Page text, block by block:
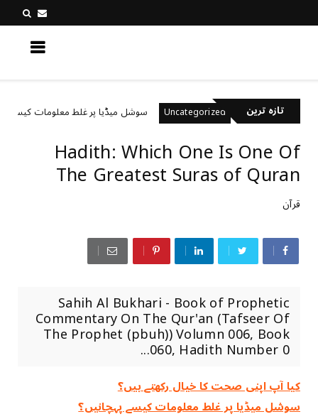
تازہ ترینUncategorized سوشل میڈیا پر غلط معلومات کیسے پہچانیں؟
Hadith: Which One Is One Of
The Greatest Suras of Quran
قرآن
Sahih Al Bukhari - Book of Prophetic
Commentary On The Qur'an (Tafseer Of
The Prophet (pbuh)) Volumn 006, Book
060, Hadith Number 0...
کیا آپ اپنی صحت کا خیال رکھتے ہیں؟
سوشل میڈیا پر غلط معلومات کیسے پہچانیں؟